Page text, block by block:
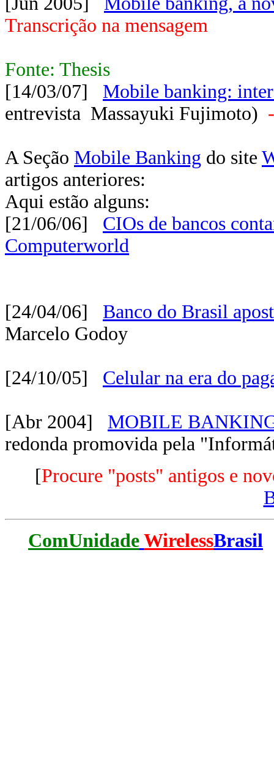
Transcrição na mensagem
Fonte: Thesis
[14/03/07] Mobile banking:
entrevista Massayuki Fujimoto)
A Seção Mobile Banking do site
artigos anteriores:
Aqui estão alguns:
[21/06/06] CIOs de bancos
Computerworld
[24/04/06] Banco do Brasil
Marcelo Godoy
[24/10/05] Celular na era do
[Abr 2004] MOBILE
redonda promovida pela
[Procure "posts" antigos e
ComUnidade WirelessBrasil